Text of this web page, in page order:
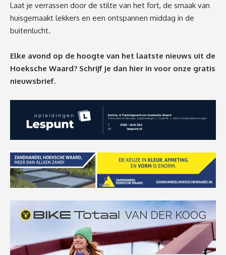
Laat je verrassen door de stilte van het fort, de smaak van
huisgemaakt lekkers en een ontspannen middag in de
buitenlucht.
Elke avond op de hoogte van het laatste nieuws uit de
Hoeksche Waard? Schrijf je dan hier in voor onze gratis
nieuwsbrief.